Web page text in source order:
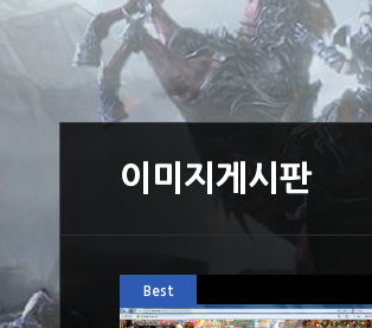
이미지게시판
Best